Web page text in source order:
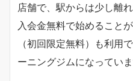
店舗で、駅からは少し離れ
入会金無料で始めること
（初回限定無料）も利用
ーニングジムになっていま